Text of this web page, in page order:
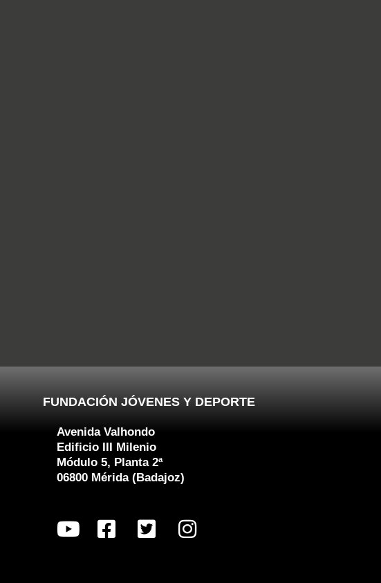
FUNDACIÓN JÓVENES Y DEPORTE
Avenida Valhondo
Edificio III Milenio
Módulo 5, Planta 2ª
06800 Mérida (Badajoz)